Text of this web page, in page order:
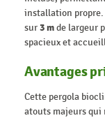
installation propre.
sur3 mde largeur
spacieux et
Avantages
Cette pergola
atouts majeurs qui